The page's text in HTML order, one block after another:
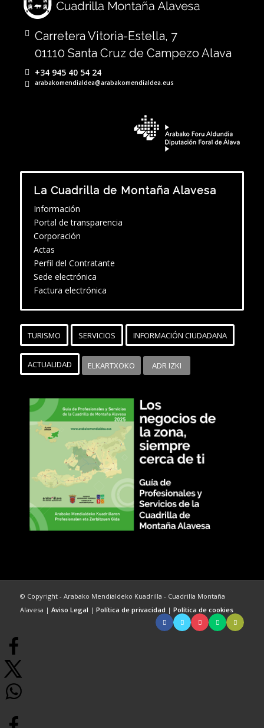
Carretera Vitoria-Estella, 7
01110 Santa Cruz de Campezo Alava
+34 945 40 54 24
arabakomendialdea@arabakomendialdea.eus
La Cuadrilla de Montaña Alavesa
Información
Portal de transparencia
Corporación
Actas
Perfil del Contratante
Sede electrónica
Factura electrónica
TURISMO SERVICIOS INFORMACIÓN CIUDADANA
ACTUALIDAD ELKARTXOKO ADR IZKI
© Copyright - Arabako Mendialdeko Kuadrilla - Cuadrilla Montaña
Alavesa | Aviso Legal | Política de privacidad | Política de cookies